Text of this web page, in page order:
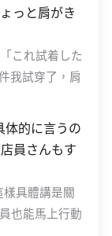
っと肩がき
これ試着した
我試穿了，肩
体的に言うの
員さんもす
具體講是關
也能馬上行動